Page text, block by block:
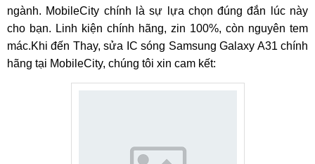
ngành. MobileCity chính là sự lựa chọn đúng đắn lúc này
cho bạn. Linh kiện chính hãng, zin 100%, còn nguyên tem
mác.Khi đến Thay, sửa IC sóng Samsung Galaxy A31 chính
hãng tại MobileCity, chúng tôi xin cam kết: